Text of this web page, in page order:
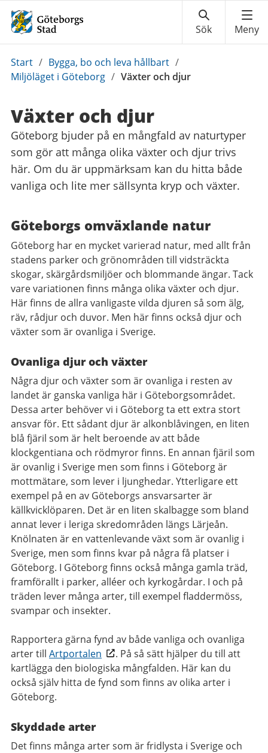
Du
är
Start / Bygga, bo och leva hållbart /
Miljöläget i Göteborg / Växter och djur
Växter och djur
Göteborg bjuder på en mångfald av naturtyper
som gör att många olika växter och djur trivs
här. Om du är uppmärksam kan du hitta både
vanliga och lite mer sällsynta kryp och växter.
Göteborgs omväxlande natur
Göteborg har en mycket varierad natur, med allt från
stadens parker och grönområden till vidsträckta
skogar, skärgårdsmiljöer och blommande ängar. Tack
vare variationen finns många olika växter och djur.
Här finns de allra vanligaste vilda djuren så som älg,
räv, rådjur och duvor. Men här finns också djur och
växter som är ovanliga i Sverige.
Ovanliga djur och växter
Några djur och växter som är ovanliga i resten av
landet är ganska vanliga här i Göteborgsområdet.
Dessa arter behöver vi i Göteborg ta ett extra stort
ansvar för. Ett sådant djur är alkonblåvingen, en liten
blå fjäril som är helt beroende av att både
klockgentiana och rödmyror finns. En annan fjäril som
är ovanlig i Sverige men som finns i Göteborg är
mottmätare, som lever i ljunghedar. Ytterligare ett
exempel på en av Göteborgs ansvarsarter är
källkvicklöparen. Det är en liten skalbagge som bland
annat lever i leriga skredområden längs Lärjeån.
Knölnaten är en vattenlevande växt som är ovanlig i
Sverige, men som finns kvar på några få platser i
Göteborg. I Göteborg finns också många gamla träd,
framförallt i parker, alléer och kyrkogårdar. I och på
träden lever många arter, till exempel fladdermöss,
svampar och insekter.
Rapportera gärna fynd av både vanliga och ovanliga
arter till Artportalen
. På så sätt hjälper du till att
kartlägga den biologiska mångfalden. Här kan du
också själv hitta de fynd som finns av olika arter i
Göteborg.
Skyddade arter
Det finns många arter som är fridlysta i Sverige och